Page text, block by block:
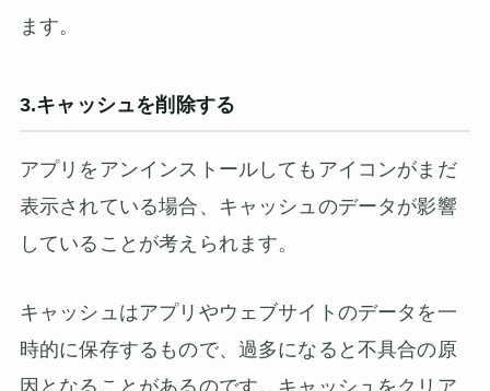
ます。
3.キャッシュを削除する
アプリをアンインストールしてもアイコンがまだ
表示されている場合、キャッシュのデータが影響
していることが考えられます。
キャッシュはアプリやウェブサイトのデータを一
時的に保存するもので、過多になると不具合の原